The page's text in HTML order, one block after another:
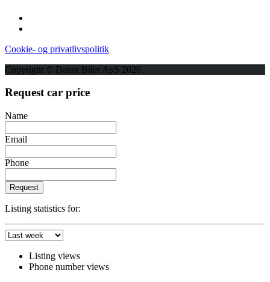
Cookie- og privatlivspolitik
Copyright © Danix Biler ApS 2026
Request car price
Name
Email
Phone
Request
Listing statistics for:
Listing views
Phone number views